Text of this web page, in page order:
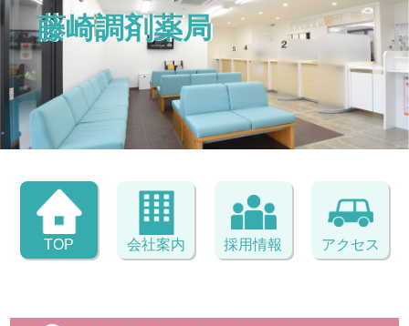
藤崎調剤薬局
TOP 会社案内 採用情報 アクセス